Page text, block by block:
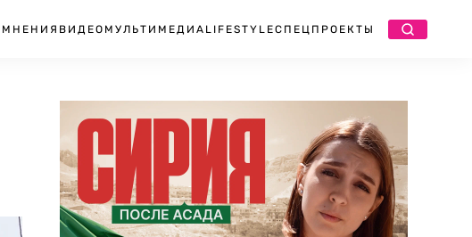
МНЕНИЯ ВИДЕО МУЛЬТИМЕДИА LIFESTYLEСПЕЦПРОЕКТЫ